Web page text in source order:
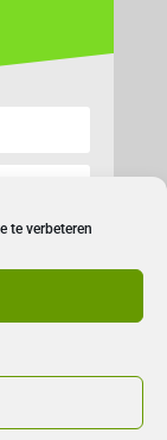
te verbeteren